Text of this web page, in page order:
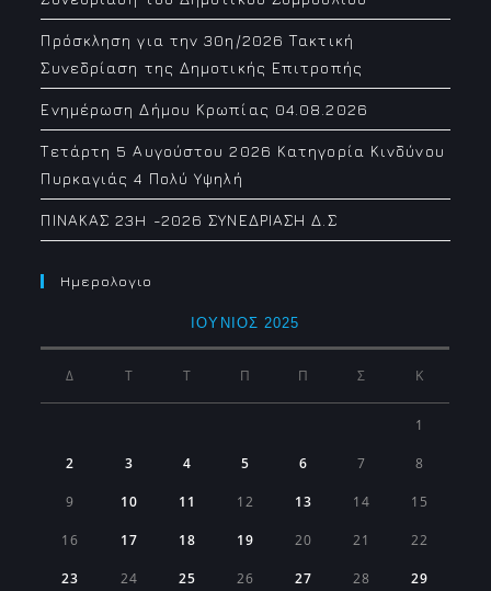
Πρόσκληση για την 30η/2026 Τακτική
Συνεδρίαση της Δημοτικής Επιτροπής
Ενημέρωση Δήμου Κρωπίας 04.08.2026
Τετάρτη 5 Αυγούστου 2026 Κατηγορία Κινδύνου
Πυρκαγιάς 4 Πολύ Υψηλή
ΠΙΝΑΚΑΣ 23H -2026 ΣΥΝΕΔΡΙΑΣΗ Δ.Σ
Ημερολογιο
ΙΟΎΝΙΟΣ 2025
Δ Τ Τ Π Π Σ Κ
1
2 3 4 5 6 7 8
9 10 11 12 13 14 15
16 17 18 19 20 21 22
23 24 25 26 27 28 29